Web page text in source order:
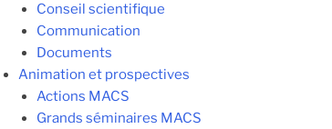
Conseil scientifique
Communication
Documents
Animation et prospectives
Actions MACS
Grands séminaires MACS